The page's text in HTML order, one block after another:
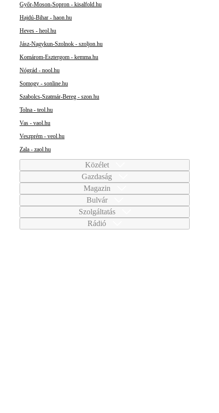
Győr-Moson-Sopron - kisalfold.hu
Hajdú-Bihar - haon.hu
Heves - heol.hu
Jász-Nagykun-Szolnok - szoljon.hu
Komárom-Esztergom - kemma.hu
Nógrád - nool.hu
Somogy - sonline.hu
Szabolcs-Szatmár-Bereg - szon.hu
Tolna - teol.hu
Vas - vaol.hu
Veszprém - veol.hu
Zala - zaol.hu
Közélet
Gazdaság
Magazin
Bulvár
Szolgáltatás
Rádió